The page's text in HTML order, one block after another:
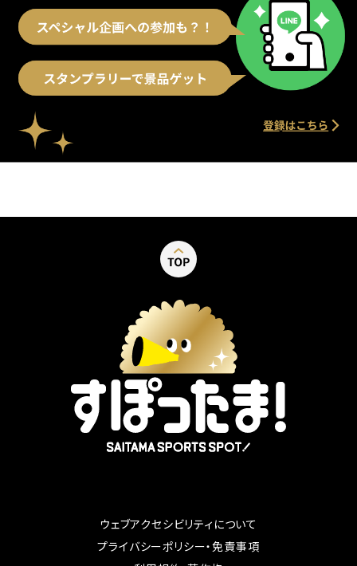
ウェブアクセシビリティについて
プライバシーポリシー・免責事項別ウィンドウで開く